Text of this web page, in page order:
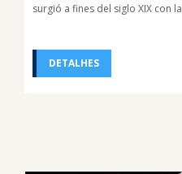
surgió a fines del siglo XIX con
DETALHES